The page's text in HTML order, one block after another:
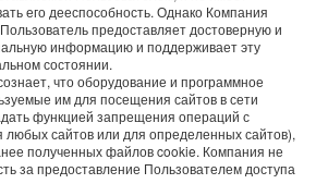
его дееспособность. Однако Компания
предоставляет достоверную и
информацию и поддерживает эту
состоянии.
что оборудование и программное
им для посещения сайтов в сети
функцией запрещения операций с
сайтов или для определенных сайтов),
полученных файлов cookie. Компания не
за предоставление Пользователем доступа